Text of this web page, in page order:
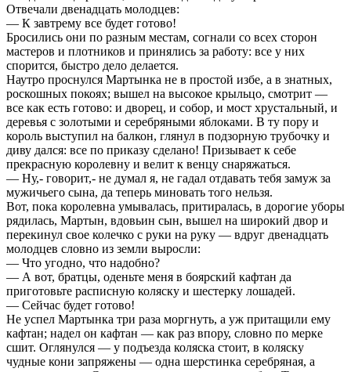
Отвечали двенадцать молодцев:
— К завтрему все будет готово!
Бросились они по разным местам, согнали со всех сторон
мастеров и плотников и принялись за работу: все у них
спорится, быстро дело делается.
Наутро проснулся Мартынка не в простой избе, а в знатных,
роскошных покоях; вышел на высокое крыльцо, смотрит —
все как есть готово: и дворец, и собор, и мост хрустальный, и
деревья с золотыми и серебряными яблоками. В ту пору и
король выступил на балкон, глянул в подзорную трубочку и
диву дался: все по приказу сделано! Призывает к себе
прекрасную королевну и велит к венцу снаряжаться.
— Ну,- говорит,- не думал я, не гадал отдавать тебя замуж за
мужичьего сына, да теперь миновать того нельзя.
Вот, пока королевна умывалась, притиралась, в дорогие уборы
рядилась, Мартын, вдовьин сын, вышел на широкий двор и
перекинул свое колечко с руки на руку — вдруг двенадцать
молодцев словно из земли выросли:
— Что угодно, что надобно?
— А вот, братцы, оденьте меня в боярский кафтан да
приготовьте расписную коляску и шестерку лошадей.
— Сейчас будет готово!
Не успел Мартынка три раза моргнуть, а уж притащили ему
кафтан; надел он кафтан — как раз впору, словно по мерке
сшит. Оглянулся — у подъезда коляска стоит, в коляску
чудные кони запряжены — одна шерстинка серебряная, а